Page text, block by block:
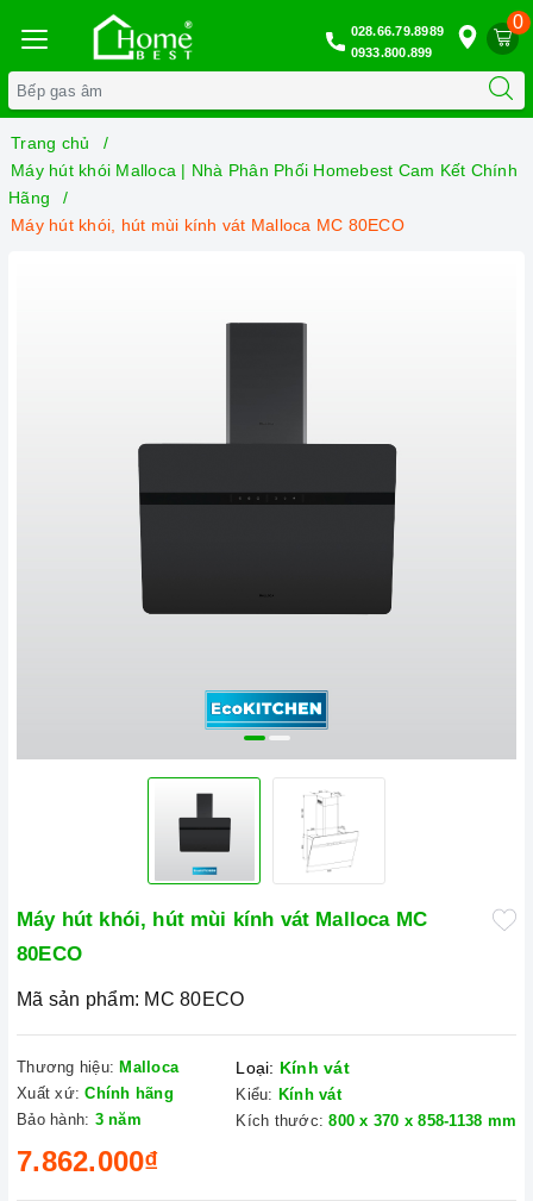
0
028.66.79.8989
0933.800.899
Trang chủ
Máy hút khói Malloca | Nhà Phân Phối Homebest Cam Kết Chính
Hãng
Máy hút khói, hút mùi kính vát Malloca MC 80ECO
Máy hút khói, hút mùi kính vát Malloca MC
80ECO
Mã sản phẩm: MC 80ECO
Thương hiệu: Malloca
Xuất xứ: Chính hãng
Bảo hành: 3 năm
Loại: Kính vát
Kiểu: Kính vát
Kích thước: 800 x 370 x 858-1138 mm
7.862.000₫